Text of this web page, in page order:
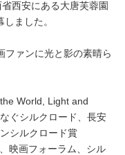
西安にある大唐芙蓉園
ました。
ファンに光と影の素晴ら
World, Light and
ぐシルクロード、長安
シルクロード賞
映画フォーラム、シル